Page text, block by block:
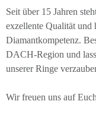
Seit über 15 Jahren
exzellente Qualität und
Diamantkompetenz.
DACH-Region und
unserer Ringe
Wir freuen uns auf